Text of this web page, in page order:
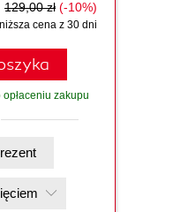
129,00 zł (-10%)
cena z 30 dni
zakupu
na prezent